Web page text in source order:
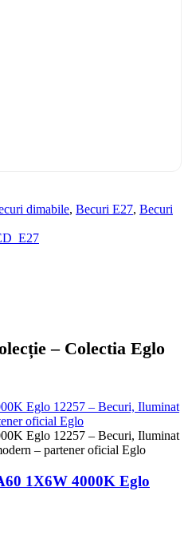
dimabile, Becuri E27, Becuri
– Colectia Eglo
1X6W 4000K Eglo